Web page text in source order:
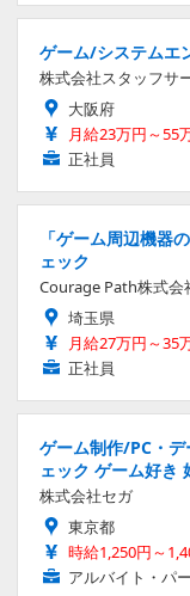
ゲーム/システム
株式会社スタッフサ
大阪府
月給23万円～55
正社員
「ゲーム周辺機器
ェック
Courage Path株式会
埼玉県
月給27万円～35
正社員
ゲーム制作/PC・
ェック ゲーム好き
株式会社セガ
東京都
時給1,250円～
アルバイト・パ